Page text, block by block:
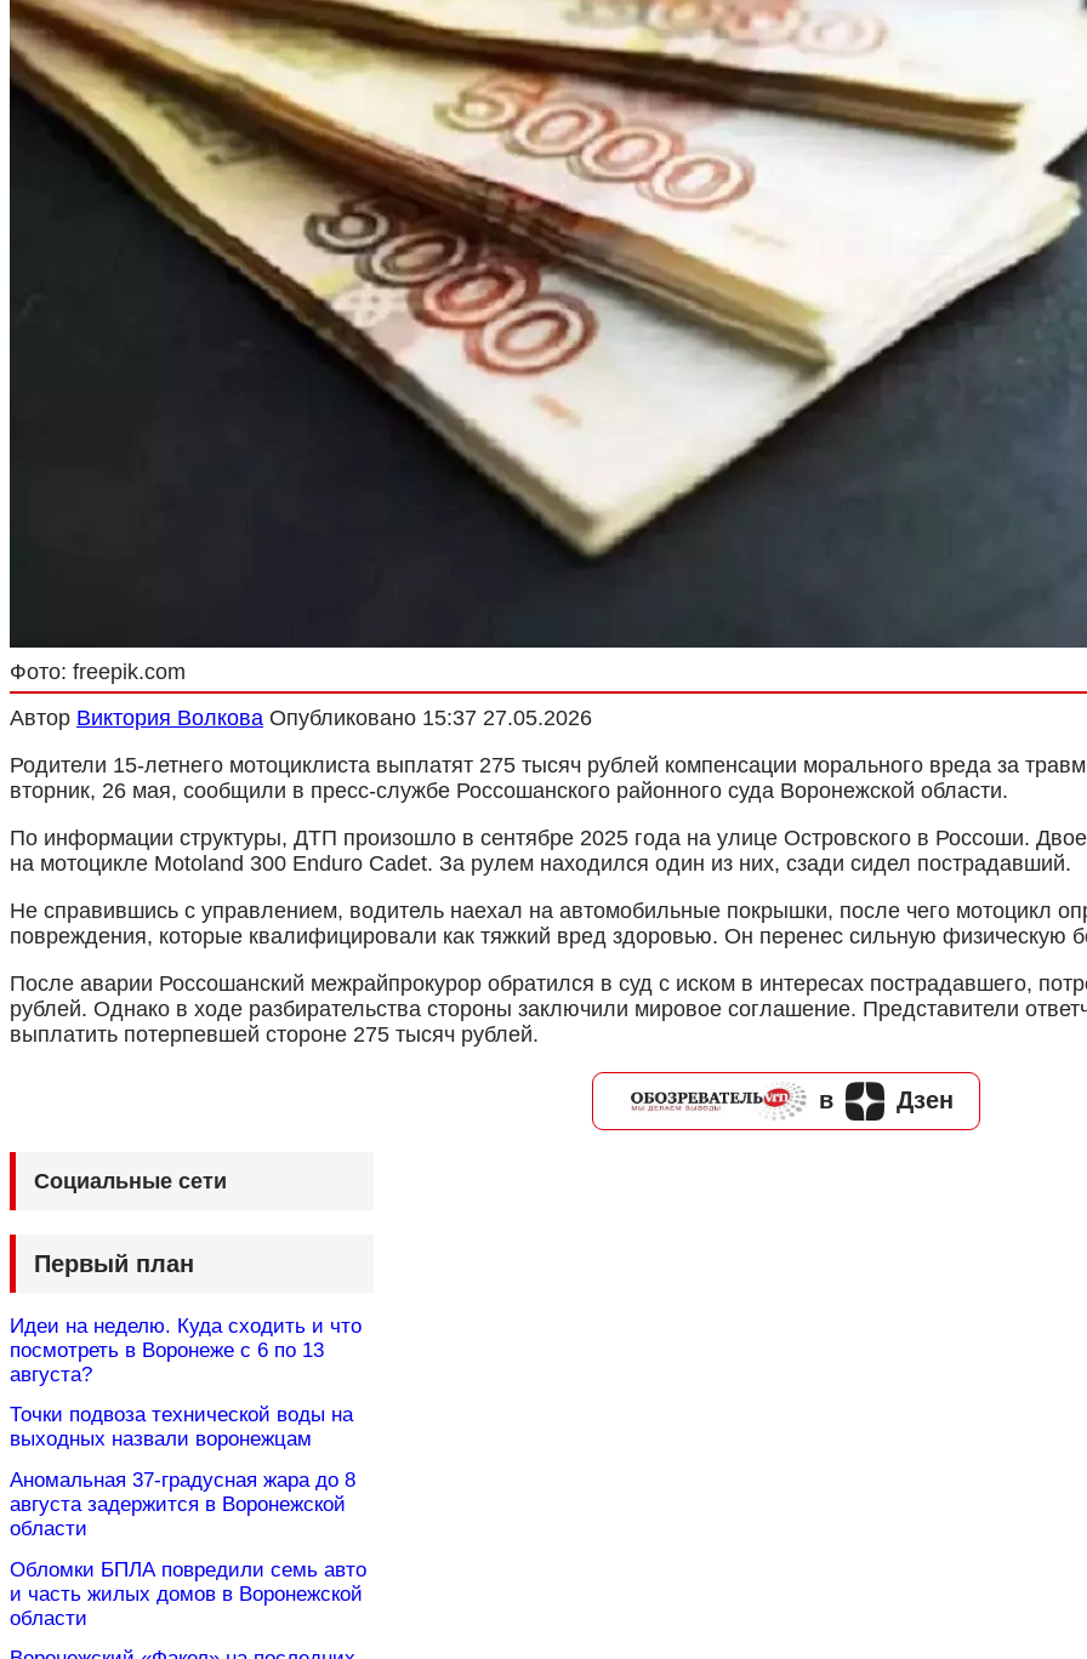
Криминал
Спорт
Черноземье
Россия
Фото: freepik.com
Автор Виктория Волкова Опубликовано 15:37 27.05.2026
Родители 15-летнего мотоциклиста выплатят 275 тысяч рублей компенсации морального вреда за
вторник, 26 мая, сообщили в пресс-службе Россошанского районного суда Воронежской области.
По информации структуры, ДТП произошло в сентябре 2025 года на улице Островского в Россоши.
на мотоцикле Motoland 300 Enduro Cadet. За рулем находился один из них, сзади сидел пострадавший.
Не справившись с управлением, водитель наехал на автомобильные покрышки, после чего мотоцикл
повреждения, которые квалифицировали как тяжкий вред здоровью. Он перенес сильную физическую
После аварии Россошанский межрайпрокурор обратился в суд с иском в интересах пострадавшего,
рублей. Однако в ходе разбирательства стороны заключили мировое соглашение. Представители
выплатить потерпевшей стороне 275 тысяч рублей.
в Дзен
Социальные сети
Первый план
Идеи на неделю. Куда сходить и что
посмотреть в Воронеже с 6 по 13
августа?
Точки подвоза технической воды на
выходных назвали воронежцам
Аномальная 37-градусная жара до 8
августа задержится в Воронежской
области
Обломки БПЛА повредили семь авто
и часть жилых домов в Воронежской
области